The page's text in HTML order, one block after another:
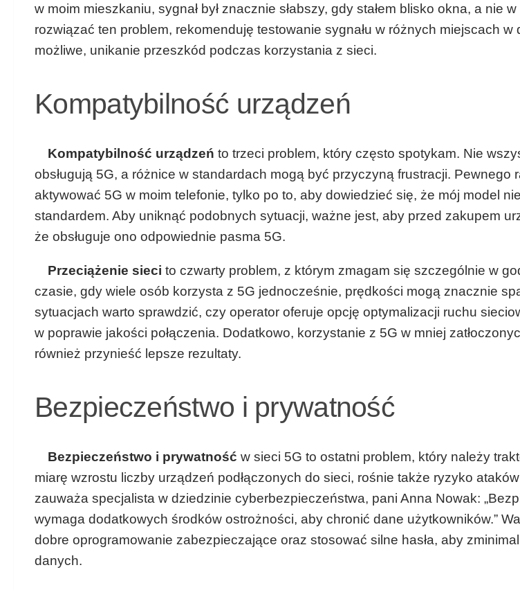
w moim mieszkaniu, sygnał był znacznie słabszy, gdy stałem blisko okna, a nie
rozwiązać ten problem, rekomenduję testowanie sygnału w różnych miejscach w
możliwe, unikanie przeszkód podczas korzystania z sieci.
Kompatybilność urządzeń
Kompatybilność urządzeń to trzeci problem, który często spotykam. Nie
obsługują 5G, a różnice w standardach mogą być przyczyną frustracji. Pewnego
aktywować 5G w moim telefonie, tylko po to, aby dowiedzieć się, że mój model
standardem. Aby uniknąć podobnych sytuacji, ważne jest, aby przed zakupem
że obsługuje ono odpowiednie pasma 5G.
Przeciążenie sieci to czwarty problem, z którym zmagam się szczególnie w
czasie, gdy wiele osób korzysta z 5G jednocześnie, prędkości mogą znacznie
sytuacjach warto sprawdzić, czy operator oferuje opcję optymalizacji ruchu
w poprawie jakości połączenia. Dodatkowo, korzystanie z 5G w mniej
również przynieść lepsze rezultaty.
Bezpieczeństwo i prywatność
Bezpieczeństwo i prywatność w sieci 5G to ostatni problem, który należy
miarę wzrostu liczby urządzeń podłączonych do sieci, rośnie także ryzyko
zauważa specjalista w dziedzinie cyberbezpieczeństwa, pani Anna Nowak:
wymaga dodatkowych środków ostrożności, aby chronić dane użytkowników.”
dobre oprogramowanie zabezpieczające oraz stosować silne hasła, aby
danych.